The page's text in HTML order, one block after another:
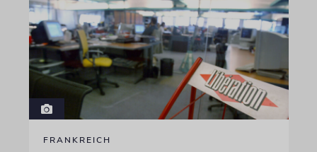
FRANKREICH